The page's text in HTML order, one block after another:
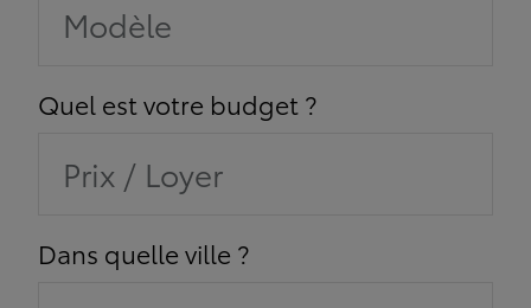
Modèle
Quel est votre budget ?
Prix / Loyer
Dans quelle ville ?